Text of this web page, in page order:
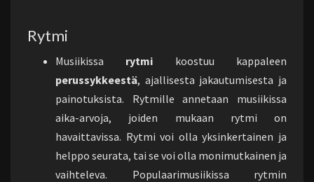
Rytmi
Musiikissa rytmi koostuu kappaleen
perussykkeestä, ajallisesta jakautumisesta ja
painotuksista. Rytmille annetaan musiikissa
aika-arvoja, joiden mukaan rytmi on
havaittavissa. Rytmi voi olla yksinkertainen ja
helppo seurata, tai se voi olla monimutkainen ja
vaihteleva. Populaarimusiikissa rytmin